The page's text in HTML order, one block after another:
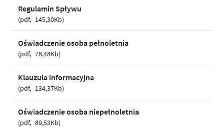
Regulamin Spływu
pdf 145,30Kb
Oświadczenie osoba pełnoletnia
pdf 78,48Kb
Klauzula informacyjna
pdf 134,37Kb
Oświadczenie osoba niepełnoletnia
pdf 89,53Kb